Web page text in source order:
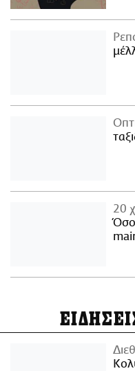
20
Όσο